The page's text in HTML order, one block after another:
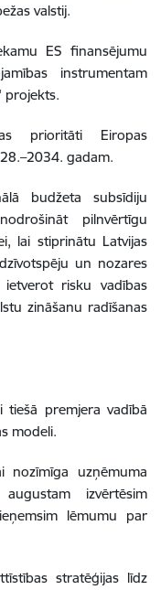
valstij.
ES finansējumu
instrumentam
projekts.
prioritāti Eiropas
gadam.
budžeta subsīdiju
pilnvērtīgu
lai stiprinātu Latvijas
un nozares
risku vadības
zināšanu radīšanas
tiešā premjera vadībā
modeli.
nozīmīga uzņēmuma
izvērtēsim
lēmumu par
stratēģijas līdz